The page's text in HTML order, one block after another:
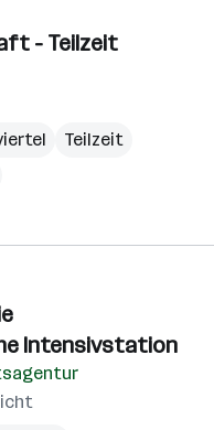
- Teilzeit
Teilzeit
Intensivstation